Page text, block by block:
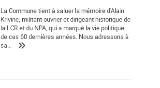
La Commune tient à saluer la mémoire d'Alain
Krivine, militant ouvrier et dirigeant historique de
la LCR et du NPA, qui a marqué la vie politique
de ces 60 dernières années. Nous adressons à
sa...